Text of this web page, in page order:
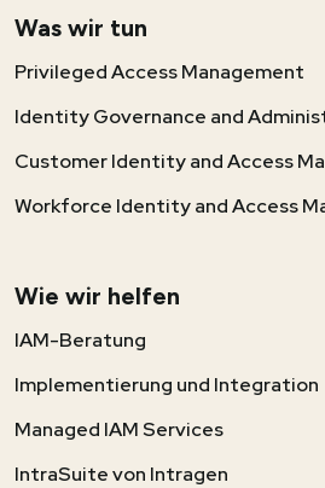
Was wir tun
Privileged Access Management
Identity Governance and
Customer Identity and Access
Workforce Identity and Access
Wie wir helfen
IAM-Beratung
Implementierung und Integration
Managed IAM Services
IntraSuite von Intragen